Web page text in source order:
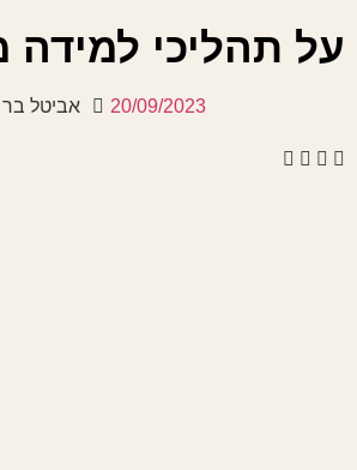
על תהליכי למידה
20/09/2023 אביטל בר